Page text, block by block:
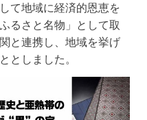
て地域に経済的恩恵を
るさと名物」として取
と連携し、地域を挙げ
としました。